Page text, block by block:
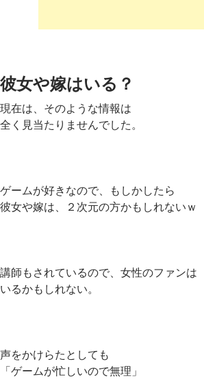
彼女や嫁はいる？
現在は、そのような情報は
全く見当たりませんでした。
ゲームが好きなので、もしかしたら
彼女や嫁は、２次元の方かもしれないｗ
講師もされているので、女性のファンは
いるかもしれない。
声をかけらたとしても
「ゲームが忙しいので無理」